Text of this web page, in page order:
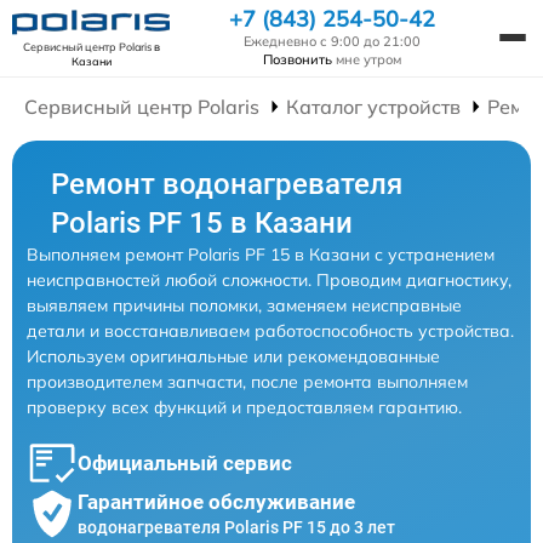
Сервисный центр Polarisв
Казани
+7 (843) 254-50-42
Ежедневно с 9:00 до 21:00
Позвонить мне утром
Сервисный центр Polaris Каталог устройств
Ремонт водонагревателя
Polaris PF 15 в Казани
Выполняем ремонт Polaris PF 15 в Казани с устранением
неисправностей любой сложности. Проводим диагностику,
выявляем причины поломки, заменяем неисправные
детали и восстанавливаем работоспособность устройства.
Используем оригинальные или рекомендованные
производителем запчасти, после ремонта выполняем
проверку всех функций и предоставляем гарантию.
Официальный сервис
Гарантийное обслуживание
водонагревателя Polaris PF 15 до 3 лет